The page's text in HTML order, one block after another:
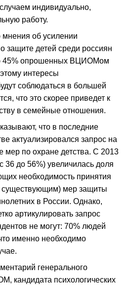
индивидуально,
работу.
об усилении
защите детей среди россиян
45% опрошенных ВЦИОМом
интересы
соблюдаться в большей
что это скорее приведет к
в семейные отношения.
что в последние
актуализировался запрос на
мер по охране детства. С 2013
36 до 56%) увеличилась доля
необходимость принятия
существующим) мер защиты
в России. Однако,
артикулировать запрос
не могут: 70% людей
именно необходимо
генерального
кандидата психологических